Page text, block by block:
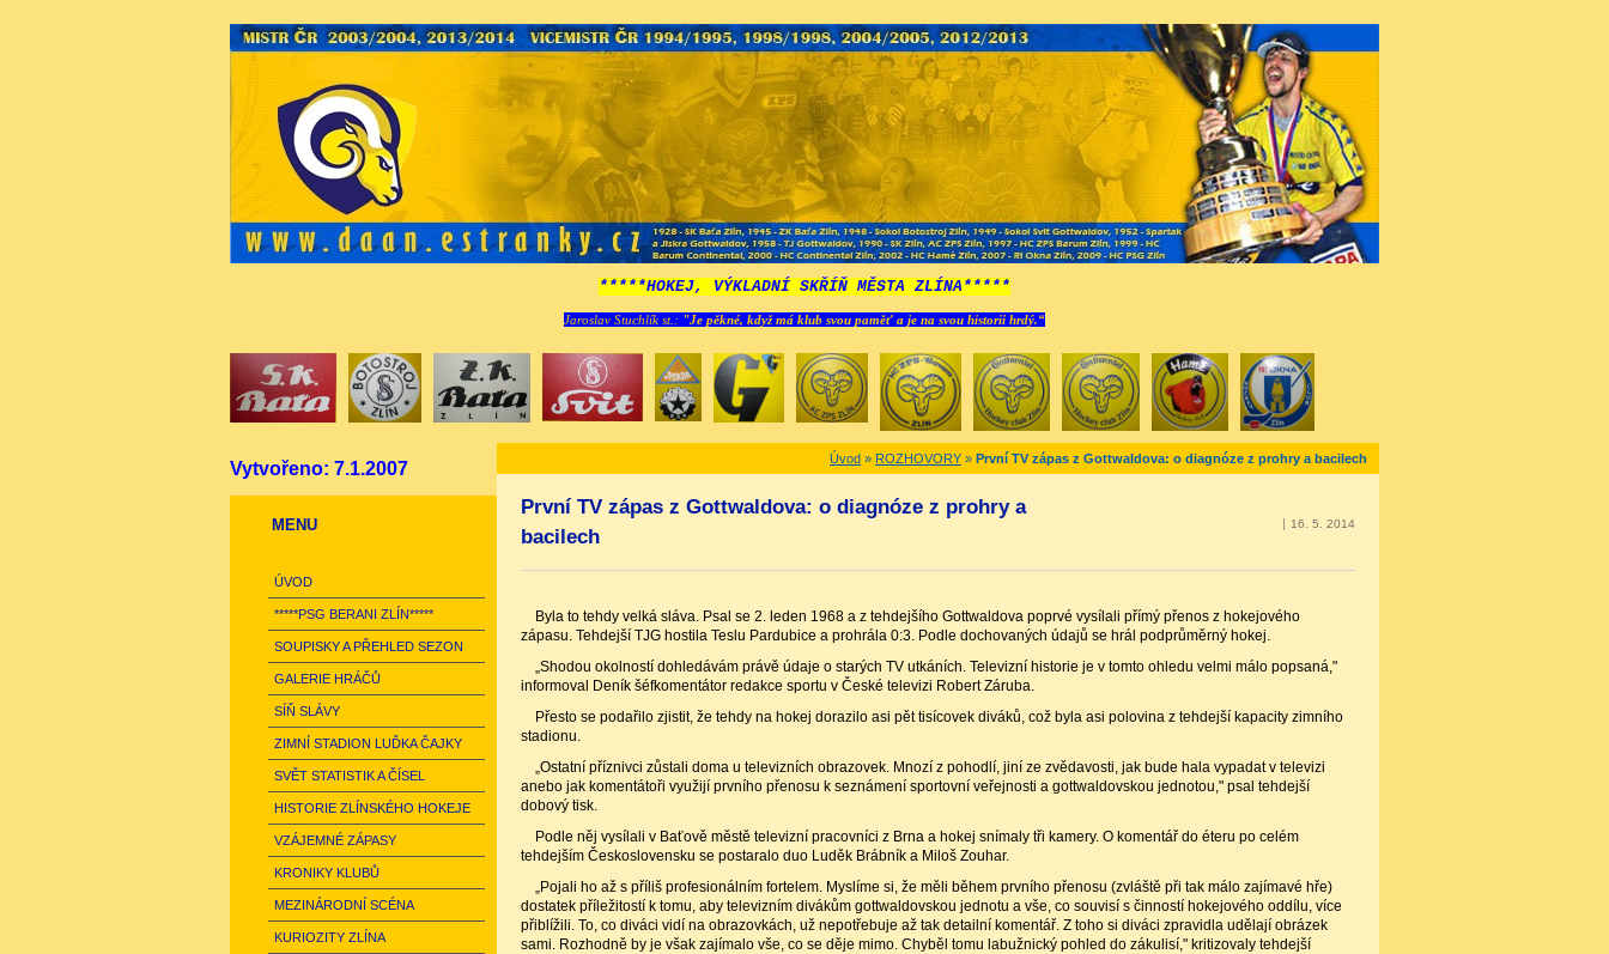
*****HOKEJ, VÝKLADNÍ SKŘÍŇ MĚSTA ZLÍNA*****
Jaroslav Stuchlík st.: "Je pěkné, když má klub svou paměť a je na svou historii hrdý.“
Vytvořeno: 7.1.2007
MENU
ÚVOD
*****PSG BERANI ZLÍN*****
SOUPISKY A PŘEHLED SEZON
GALERIE HRÁČŮ
SÍŇ SLÁVY
ZIMNÍ STADION LUĎKA ČAJKY
SVĚT STATISTIK A ČÍSEL
HISTORIE ZLÍNSKÉHO HOKEJE
VZÁJEMNÉ ZÁPASY
KRONIKY KLUBŮ
MEZINÁRODNÍ SCÉNA
KURIOZITY ZLÍNA
Úvod » ROZHOVORY » První TV zápas z Gottwaldova: o diagnóze z prohry a bacilech
První TV zápas z Gottwaldova: o diagnóze z prohry a
bacilech
16. 5. 2014
Byla to tehdy velká sláva. Psal se 2. leden 1968 a z tehdejšího Gottwaldova poprvé vysílali přímý přenos z hokejového
zápasu. Tehdejší TJG hostila Teslu Pardubice a prohrála 0:3. Podle dochovaných údajů se hrál podprůměrný hokej.
„Shodou okolností dohledávám právě údaje o starých TV utkáních. Televizní historie je v tomto ohledu velmi málo popsaná,"
informoval Deník šéfkomentátor redakce sportu v České televizi Robert Záruba.
Přesto se podařilo zjistit, že tehdy na hokej dorazilo asi pět tisícovek diváků, což byla asi polovina z tehdejší kapacity zimního
stadionu.
„Ostatní příznivci zůstali doma u televizních obrazovek. Mnozí z pohodlí, jiní ze zvědavosti, jak bude hala vypadat v televizi
anebo jak komentátoři využijí prvního přenosu k seznámení sportovní veřejnosti a gottwaldovskou jednotou," psal tehdejší
dobový tisk.
Podle něj vysílali v Baťově městě televizní pracovníci z Brna a hokej snímaly tři kamery. O komentář do éteru po celém
tehdejším Československu se postaralo duo Luděk Brábník a Miloš Zouhar.
„Pojali ho až s příliš profesionálním fortelem. Myslíme si, že měli během prvního přenosu (zvláště při tak málo zajímavé hře)
dostatek příležitostí k tomu, aby televizním divákům gottwaldovskou jednotu a vše, co souvisí s činností hokejového oddílu, více
přiblížili. To, co diváci vidí na obrazovkách, už nepotřebuje až tak detailní komentář. Z toho si diváci zpravidla udělají obrázek
sami. Rozhodně by je však zajímalo vše, co se děje mimo. Chyběl tomu labužnický pohled do zákulisí," kritizovaly tehdejší